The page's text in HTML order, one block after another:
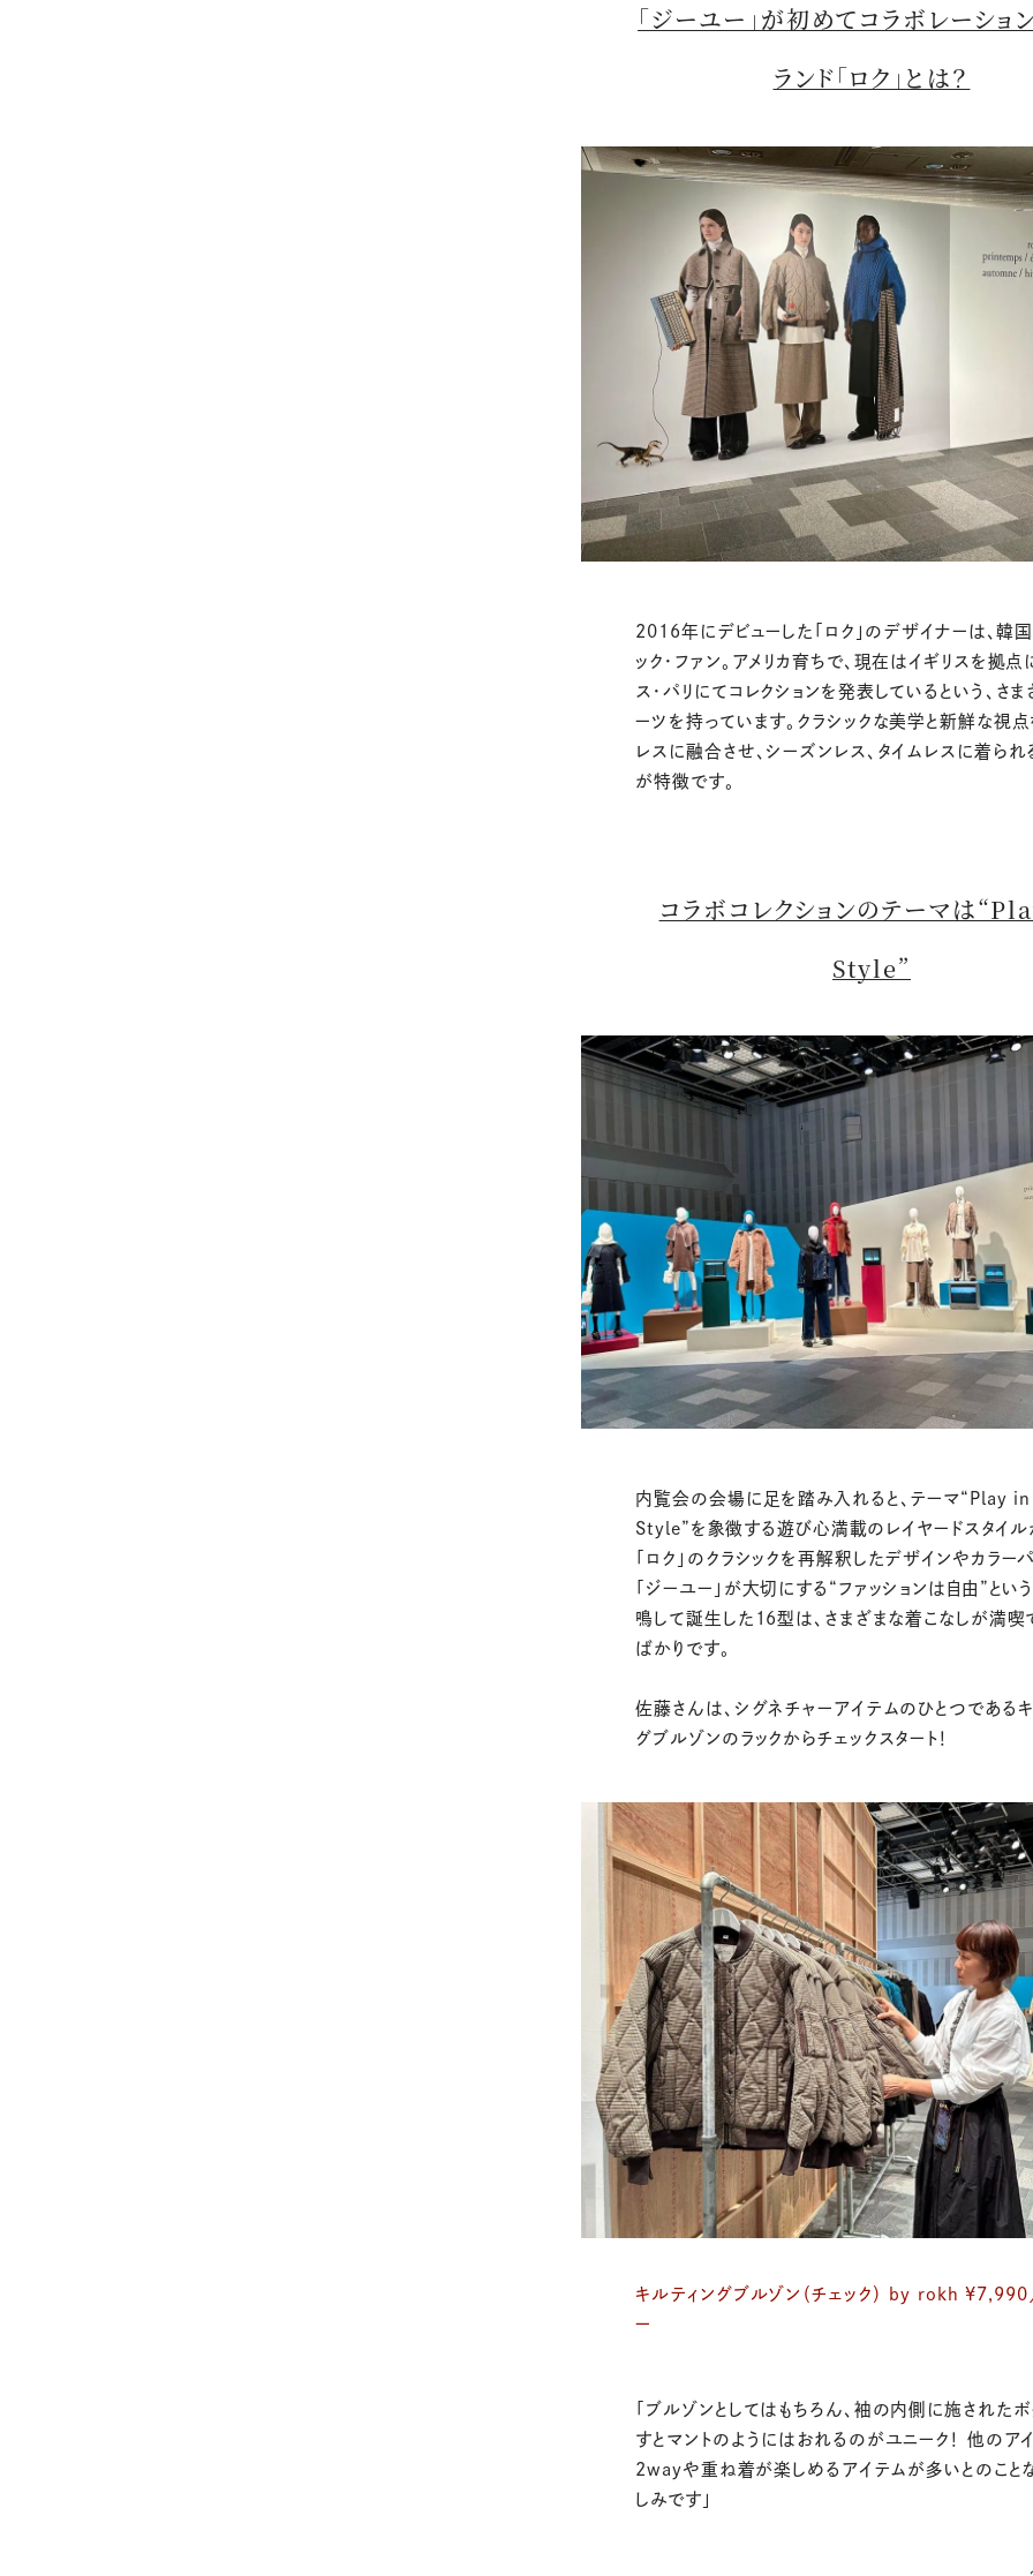
「ジーユー」が初めてコラボレーショ
ランド「ロク」とは？
2016年にデビューした「ロク」のデザイナーは、韓
ック・ファン。アメリカ育ちで、現在はイギリスを拠点
ス・パリにてコレクションを発表しているという、さ
ーツを持っています。クラシックな美学と新鮮な視
レスに融合させ、シーズンレス、タイムレスに着られ
が特徴です。
コラボコレクションのテーマは
Style”
内覧会の会場に足を踏み入れると、テーマ“Play in
Style”を象徴する遊び心満載のレイヤードスタイル
「ロク」のクラシックを再解釈したデザインやカラーパ
「ジーユー」が大切にする“ファッションは自由”とい
鳴して誕生した16型は、さまざまな着こなしが満喫
ばかりです。
佐藤さんは、シグネチャーアイテムのひとつである
グブルゾンのラックからチェックスタート！
キルティングブルゾン（チェック） by rokh
ー
「ブルゾンとしてはもちろん、袖の内側に施された
すとマントのようにはおれるのがユニーク！ 他のア
2wayや重ね着が楽しめるアイテムが多いとのこと
しみです」